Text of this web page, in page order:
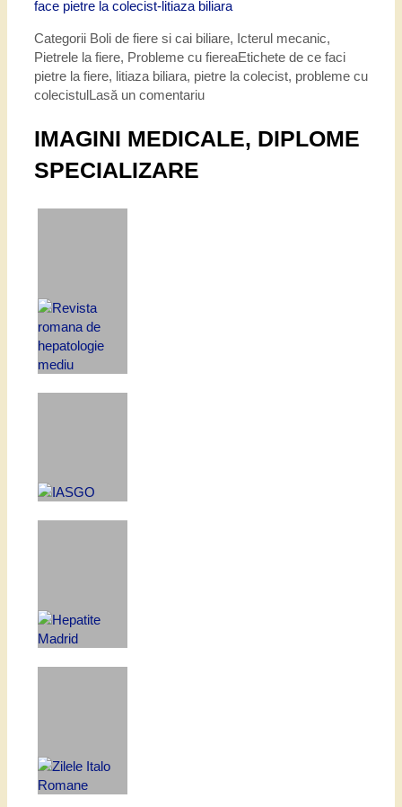
face pietre la colecist-litiaza biliara
Categorii Boli de fiere si cai biliare, Icterul mecanic,
Pietrele la fiere, Probleme cu fiereaEtichete de ce faci
pietre la fiere, litiaza biliara, pietre la colecist, probleme cu
colecistulLasă un comentariu
IMAGINI MEDICALE, DIPLOME
SPECIALIZARE